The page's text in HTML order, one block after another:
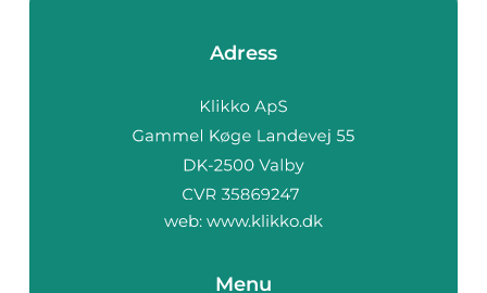
Adress
web: www.klikko.dk
Menu